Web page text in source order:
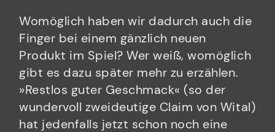
Womöglich haben wir dadurch auch die
Finger bei einem gänzlich neuen
Produkt im Spiel? Wer weiß, womöglich
gibt es dazu später mehr zu erzählen.
»Restlos guter Geschmack« (so der
wundervoll zweideutige Claim von Wital)
hat jedenfalls jetzt schon noch eine